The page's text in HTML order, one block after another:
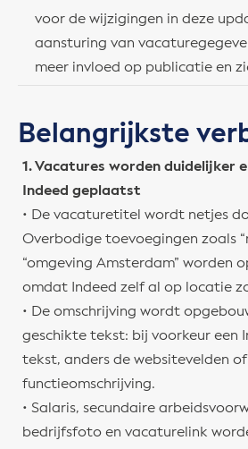
voor de wijzigingen in deze
aansturing van
meer invloed op publicatie en
Belangrijkste
1. Vacatures worden duidelijker
Indeed geplaatst
• De vacaturetitel wordt netjes
Overbodige toevoegingen zoals
“omgeving Amsterdam” worden
omdat Indeed zelf al op locatie
• De omschrijving wordt
geschikte tekst: bij voorkeur een
tekst, anders de websitevelden
functieomschrijving.
• Salaris, secundaire
bedrijfsfoto en vacaturelink